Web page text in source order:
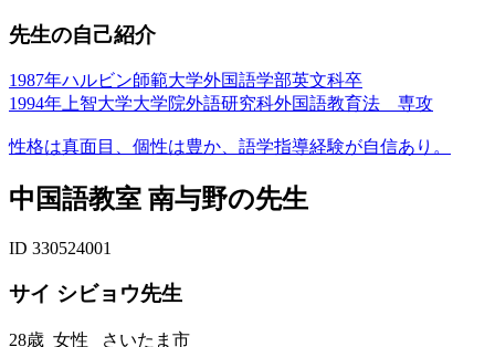
先生の自己紹介
1987年ハルビン師範大学外国語学部英文科卒
1994年上智大学大学院外語研究科外国語教育法 専攻
性格は真面目、個性は豊か、語学指導経験が自信あり。
中国語教室 南与野の先生
ID 330524001
サイ シビョウ先生
28歳 女性 さいたま市